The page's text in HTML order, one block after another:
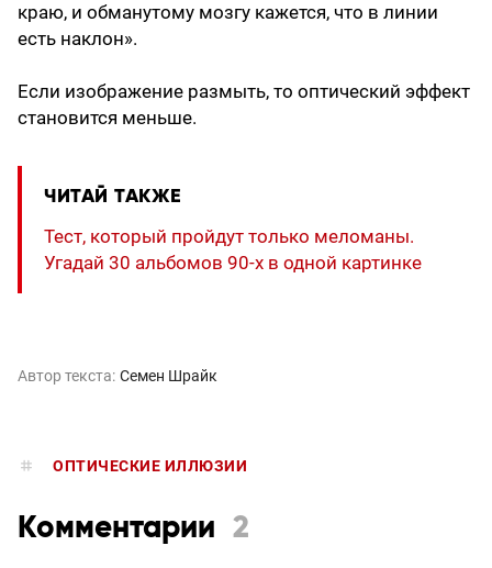
краю, и обманутому мозгу кажется, что в линии
есть наклон».
Если изображение размыть, то оптический эффект
становится меньше.
ЧИТАЙ ТАКЖЕ
Тест, который пройдут только меломаны.
Угадай 30 альбомов 90-х в одной картинке
Автор текста: Семен Шрайк
ОПТИЧЕСКИЕ ИЛЛЮЗИИ
Комментарии 2